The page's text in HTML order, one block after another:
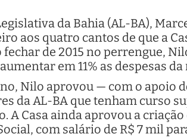
da Bahia (AL-BA),
aos quatro cantos de que a
de 2015 no perrengue,
em 11% as despesas
Nilo aprovou — com o apoio
da AL-BA que tenham curso
A Casa ainda aprovou a
com salário de R$ 7 mil